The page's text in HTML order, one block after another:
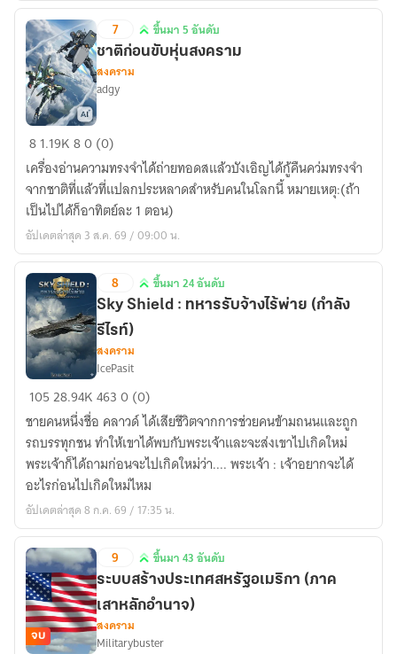
ต่าง
โลก
ชาติ
ก่อน
ขับ
หุ่น
สงคราม
7
ขึ้น
มา
ขึ้นมา 5 อันดับ
ชาติก่อนขับหุ่นสงคราม
สงคราม
adgy
81.19K80 (0)
เครื่องอ่านความทรงจำได้ถ่ายทอดสแล้วบังเอิญได้กู้คืนคว่มทรงจำ
จากชาติที่แล้วที่แปลกประหลาดสำหรับคนในโลกนี้ หมายเหตุ:(ถ้า
เป็นไปได้ก็อาทิตย์ละ 1 ตอน)
อัปเดตล่าสุด 3 ส.ค. 69 / 09:00 น.
Sky
:
ทหาร
รับจ้าง
ไร้
พ่าย
(กำลัง
รี
ไรท์)
8
ขึ้น
มา
ขึ้นมา 24 อันดับ
Sky Shield : ทหารรับจ้างไร้พ่าย (กำลัง
รีไรท์)
สงคราม
IcePasit
10528.94K4630 (0)
ชายคนหนึ่งชื่อ คลาวด์ ได้เสียชีวิตจากการช่วยคนข้ามถนนและถูก
รถบรรทุกชน ทำให้เขาได้พบกับพระเจ้าและจะส่งเขาไปเกิดใหม่
พระเจ้าก็ได้ถามก่อนจะไปเกิดใหม่ว่า.... พระเจ้า : เจ้าอยากจะได้
อะไรก่อนไปเกิดใหม่ไหม
อัปเดตล่าสุด 8 ก.ค. 69 / 17:35 น.
จบ
9
ขึ้น
มา
43
ขึ้นมา 43 อันดับ
ระบบสร้างประเทศสหรัฐอเมริกา (ภาค
เสาหลักอำนาจ)
สงคราม
Militarybuster